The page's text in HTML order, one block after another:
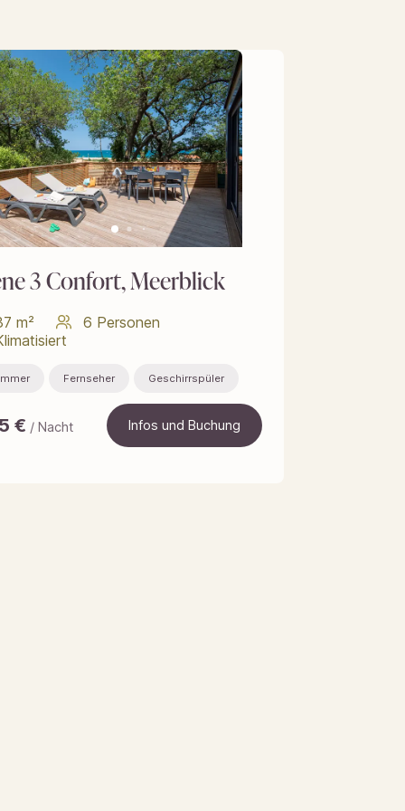
3 Confort, Meerblick
m²
6 Personen
Fernseher Geschirrspüler
€ / Nacht Infos und Buchung